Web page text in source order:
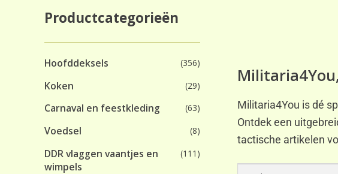
Militaria4You is dé
Ontdek een
tactische artikelen
Productcategorieën
Hoofddeksels (356)
Koken (29)
Carnaval en feestkleding (63)
Voedsel (8)
DDR vlaggen vaantjes en
wimpels
(111)